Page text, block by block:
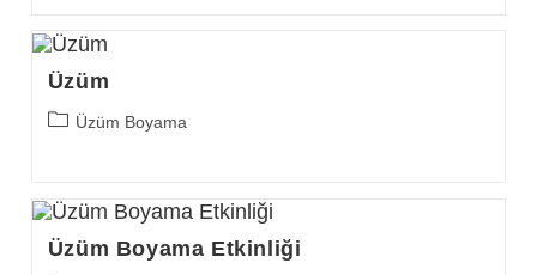
Üzüm
PostÜzüm Boyama
Üzüm Boyama Etkinliği